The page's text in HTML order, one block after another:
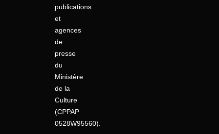
publications
et
agences
de
presse
du
Ministère
de la
Culture
(CPPAP
0528W95560).